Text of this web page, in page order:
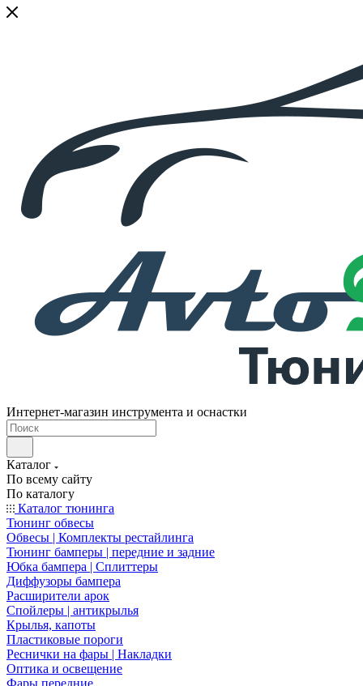
Интернет-магазин инструмента и оснастки
Каталог
По всему сайту
По каталогу
Каталог тюнинга
Тюнинг обвесы
Обвесы | Комплекты рестайлинга
Тюнинг бамперы | передние и задние
Юбка бампера | Сплиттеры
Диффузоры бампера
Расширители арок
Спойлеры | антикрылья
Крылья, капоты
Пластиковые пороги
Реснички на фары | Накладки
Оптика и освещение
Фары передние